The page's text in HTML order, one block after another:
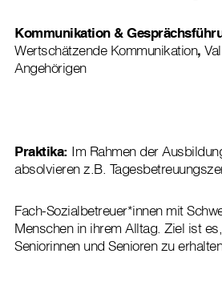
Kommunikation &
Wertschätzende Kommunikation,
Angehörigen
Praktika: Im Rahmen der
absolvieren z.B.
Fach-Sozialbetreuer*innen mit
Menschen in ihrem Alltag. Ziel ist
Seniorinnen und Senioren zu